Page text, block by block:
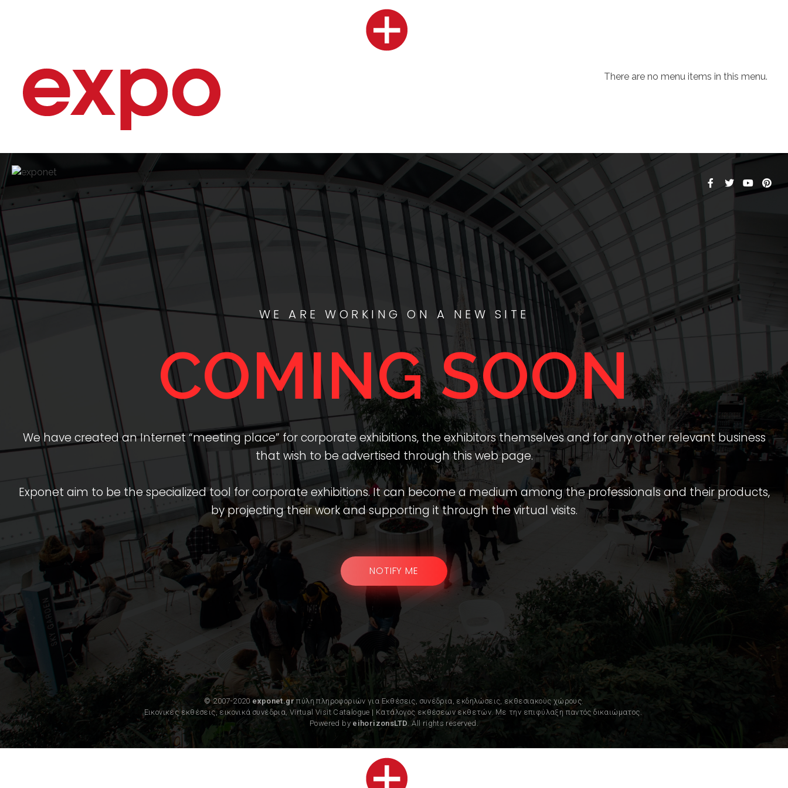
There are no menu items in this menu.
WE ARE WORKING ON A NEW SITE
COMING SOON
We have created an Internet “meeting place” for corporate exhibitions, the exhibitors themselves and for any other relevant business
that wish to be advertised through this web page.
Exponet aim to be the specialized tool for corporate exhibitions. It can become a medium among the professionals and their products,
by projecting their work and supporting it through the virtual visits.
NOTIFY ME
© 2007-2020 exponet.gr πύλη πληροφοριών για Εκθέσεις, συνέδρια, εκδηλώσεις, εκθεσιακούς χώρους.
Εικονικές εκθέσεις, εικονικά συνέδρια, Virtual Visit Catalogue | Κατάλογος εκθέσεων εκθετών. Με την επιφύλαξη παντός δικαιώματος.
Powered by eihorizonsLTD. All rights reserved.